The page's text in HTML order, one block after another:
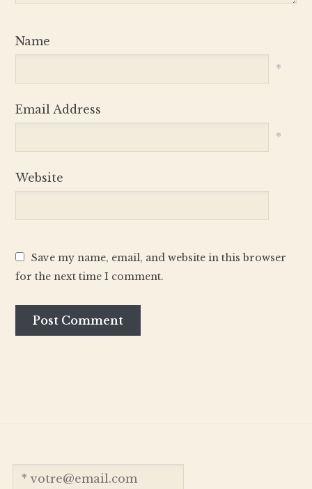
Name
*
Email Address
*
Website
Save my name, email, and website in this browser
for the next time I comment.